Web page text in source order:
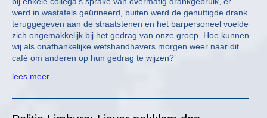
werd in wastafels geürineerd, buiten werd de genuttigde drank
teruggegeven aan de straatstenen en het barpersoneel voelde
zich ongemakkelijk bij het gedrag van onze groep. Hoe kunnen
wij als onafhankelijke wetshandhavers morgen weer naar dit
café om anderen op hun gedrag te wijzen?’
lees meer